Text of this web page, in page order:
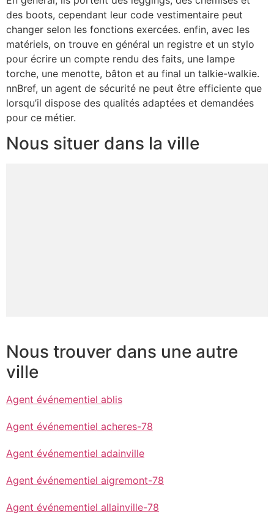
des boots, cependant leur code vestimentaire peut
changer selon les fonctions exercées. enfin, avec les
matériels, on trouve en général un registre et un stylo
pour écrire un compte rendu des faits, une lampe
torche, une menotte, bâton et au final un talkie-walkie.
nnBref, un agent de sécurité ne peut être efficiente que
lorsqu’il dispose des qualités adaptées et demandées
pour ce métier.
Nous situer dans la ville
Nous trouver dans une autre
ville
Agent événementiel ablis
Agent événementiel acheres-78
Agent événementiel adainville
Agent événementiel aigremont-78
Agent événementiel allainville-78